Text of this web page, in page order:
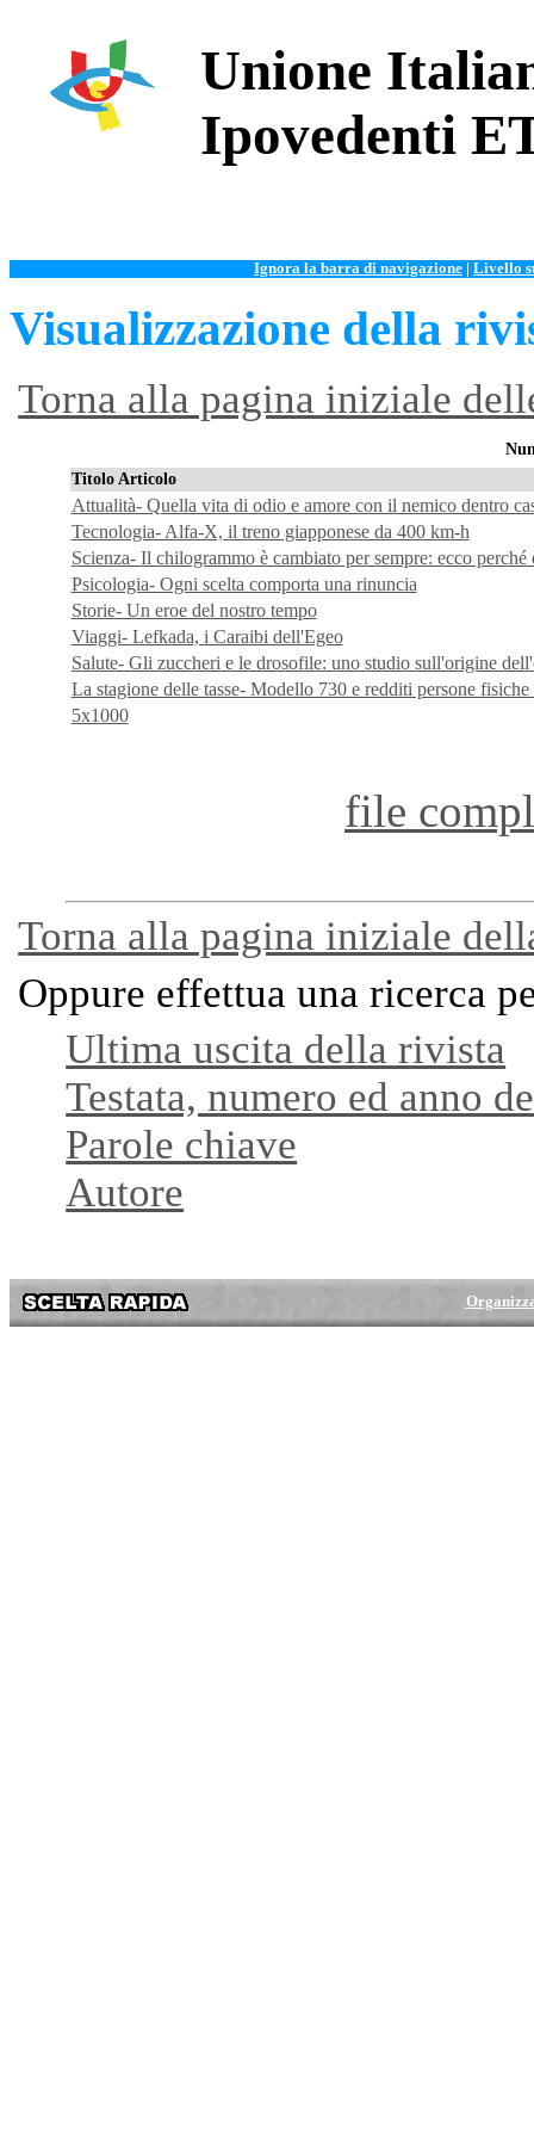
Unione
Ipovedenti
Ignora la barra di navigazione Livello
Visualizzazione della
Torna alla pagina iniziale
Titolo Articolo
Attualità- Quella vita di odio e amore con il nemico dentro
Tecnologia- Alfa-X, il treno giapponese da 400 km-h
Scienza- Il chilogrammo è cambiato per sempre: ecco perché
Psicologia- Ogni scelta comporta una rinuncia
Storie- Un eroe del nostro tempo
Viaggi- Lefkada, i Caraibi dell'Egeo
Salute- Gli zuccheri e le drosofile: uno studio sull'origine
La stagione delle tasse- Modello 730 e redditi persone fisiche
5x1000
file
Torna alla pagina iniziale
Oppure effettua una ricerca
Ultima uscita della rivista
Testata, numero ed anno
Parole chiave
Autore